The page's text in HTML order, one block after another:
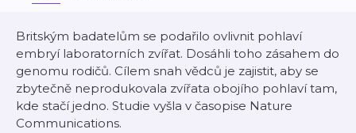
Britským badatelům se podařilo ovlivnit pohlaví
embryí laboratorních zvířat. Dosáhli toho zásahem do
genomu rodičů. Cílem snah vědců je zajistit, aby se
zbytečně neprodukovala zvířata obojího pohlaví tam,
kde stačí jedno. Studie vyšla v časopise Nature
Communications.